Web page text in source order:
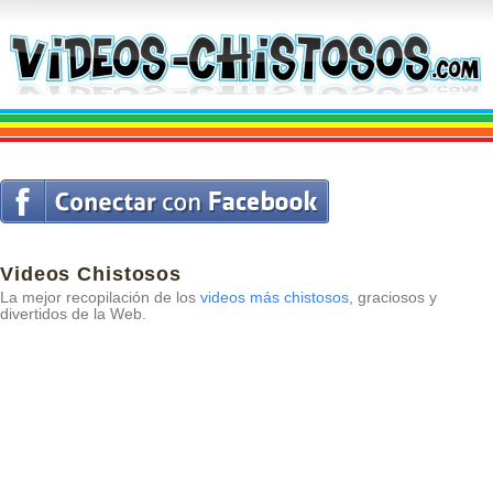
Videos Chistosos
La mejor recopilación de los videos más chistosos, graciosos y
divertidos de la Web.